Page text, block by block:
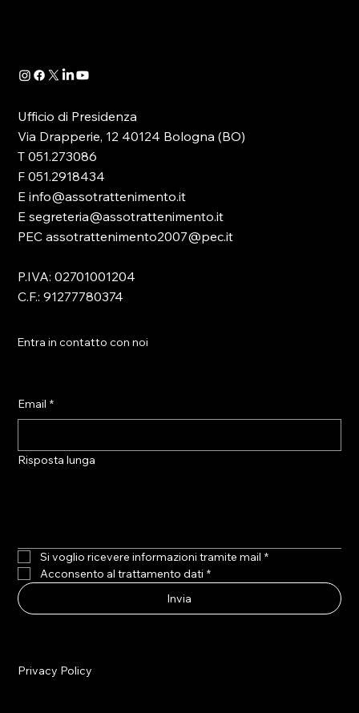
Ufficio di Presidenza
Via Drapperie, 12 40124 Bologna (BO)
T 051.273086
F 051.2918434
E info@assotrattenimento.it
E segreteria@assotrattenimento.it
PEC assotrattenimento2007@pec.it
P.IVA: 02701001204
C.F.: 91277780374
Entra in contatto con noi
Email *
Risposta lunga
Si voglio ricevere informazioni tramite mail *
Acconsento al trattamento dati *
Invia
Privacy Policy